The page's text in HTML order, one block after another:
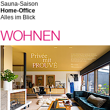
Sauna-Saison
Home-Office
Alles im Blick